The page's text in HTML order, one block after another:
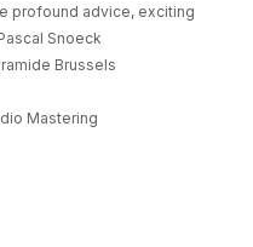
profound advice, exciting
Snoeck
Brussels
Mastering